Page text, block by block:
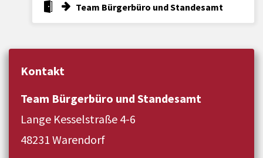
Team Bürgerbüro und Standesamt
Kontakt
Team Bürgerbüro und Standesamt
Lange Kesselstraße 4-6
48231 Warendorf